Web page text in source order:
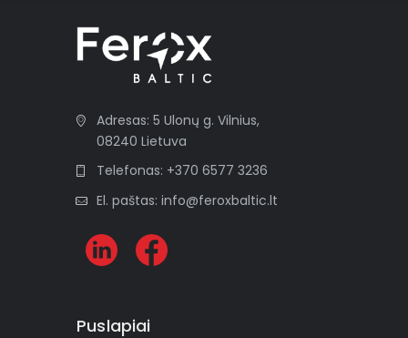
Adresas: 5 Ulonų g. Vilnius,
08240 Lietuva
Telefonas: +370 6577 3236
El. paštas: info@feroxbaltic.lt
Puslapiai